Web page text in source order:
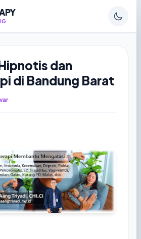
dan
di Bandung Barat